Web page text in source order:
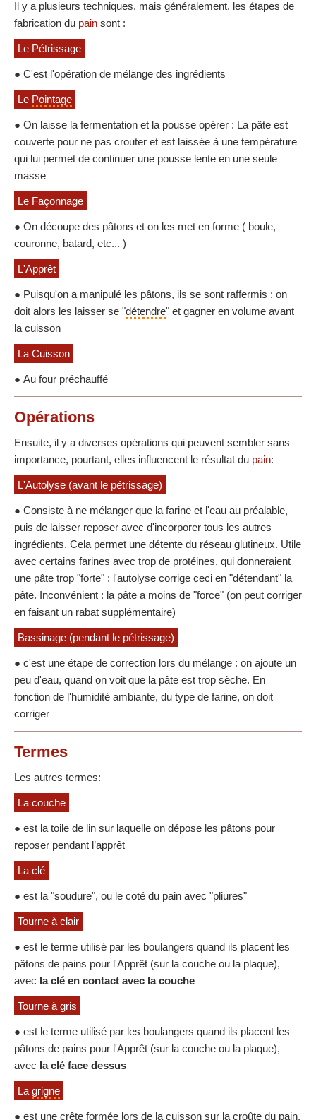
Il y a plusieurs techniques, mais généralement, les étapes de
fabrication du pain sont :
Le Pétrissage
● C'est l'opération de mélange des ingrédients
Le Pointage
● On laisse la fermentation et la pousse opérer : La pâte est
couverte pour ne pas crouter et est laissée à une température
qui lui permet de continuer une pousse lente en une seule
masse
Le Façonnage
● On découpe des pâtons et on les met en forme ( boule,
couronne, batard, etc... )
L'Apprêt
● Puisqu'on a manipulé les pâtons, ils se sont raffermis : on
doit alors les laisser se "détendre" et gagner en volume avant
la cuisson
La Cuisson
● Au four préchauffé
Opérations
Ensuite, il y a diverses opérations qui peuvent sembler sans
importance, pourtant, elles influencent le résultat du pain:
L'Autolyse (avant le pétrissage)
● Consiste à ne mélanger que la farine et l'eau au préalable,
puis de laisser reposer avec d'incorporer tous les autres
ingrédients. Cela permet une détente du réseau glutineux. Utile
avec certains farines avec trop de protéines, qui donneraient
une pâte trop "forte" : l'autolyse corrige ceci en "détendant" la
pâte. Inconvénient : la pâte a moins de "force" (on peut corriger
en faisant un rabat supplémentaire)
Bassinage (pendant le pétrissage)
● c'est une étape de correction lors du mélange : on ajoute un
peu d'eau, quand on voit que la pâte est trop sèche. En
fonction de l'humidité ambiante, du type de farine, on doit
corriger
Termes
Les autres termes:
La couche
● est la toile de lin sur laquelle on dépose les pâtons pour
reposer pendant l’apprêt
La clé
● est la "soudure", ou le coté du pain avec "pliures"
Tourne à clair
● est le terme utilisé par les boulangers quand ils placent les
pâtons de pains pour l'Apprêt (sur la couche ou la plaque),
avec la clé en contact avec la couche
Tourne à gris
● est le terme utilisé par les boulangers quand ils placent les
pâtons de pains pour l'Apprêt (sur la couche ou la plaque),
avec la clé face dessus
La grigne
● est une crête formée lors de la cuisson sur la croûte du pain.